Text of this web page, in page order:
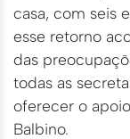
casa, com seis
esse retorno
das
todas as
oferecer o
Balbino.